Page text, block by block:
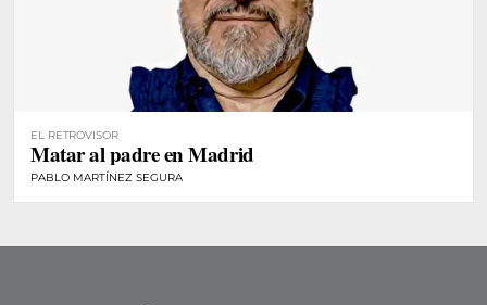
EL RETROVISOR
Matar al padre en Madrid
PABLO MARTÍNEZ SEGURA